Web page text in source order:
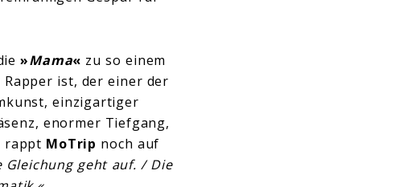
»Mama« zu so einem
ist, der einer der
einzigartiger
enormer Tiefgang,
rappt MoTrip noch auf
Gleichung geht auf. / Die